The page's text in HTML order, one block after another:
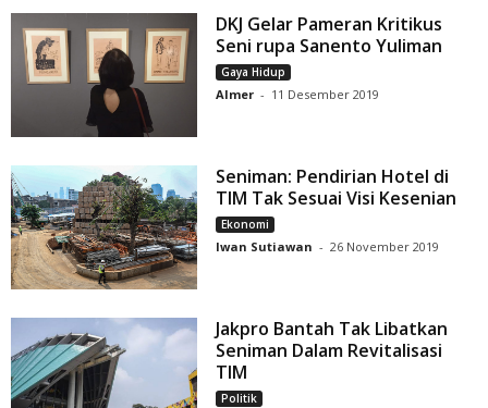
DKJ Gelar Pameran Kritikus
Seni rupa Sanento Yuliman
Gaya Hidup
Almer - 11 Desember 2019
Seniman: Pendirian Hotel di
TIM Tak Sesuai Visi Kesenian
Ekonomi
Iwan Sutiawan - 26 November 2019
Jakpro Bantah Tak Libatkan
Seniman Dalam Revitalisasi
TIM
Politik